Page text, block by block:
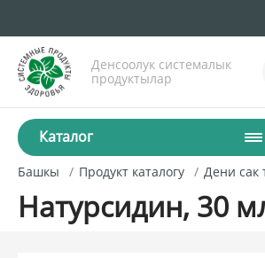
Денсоолук системалык
продуктылар
Каталог
Башкы Продукт каталогу Дени сак
Натурсидин, 30